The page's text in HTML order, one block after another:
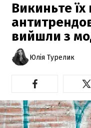
Викиньте
вийшли з
Юлія Турелик